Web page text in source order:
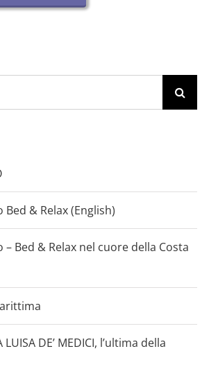
Bed & Relax (English)
– Bed & Relax nel cuore della Costa
LUISA DE’ MEDICI, l’ultima della